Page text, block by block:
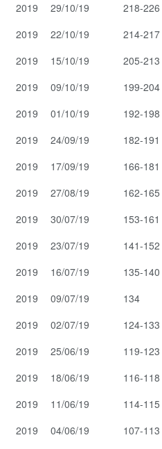
2019
29/10/19 218-226
2019
22/10/19 214-217
2019
15/10/19 205-213
2019
09/10/19 199-204
2019
01/10/19 192-198
2019
24/09/19 182-191
2019
17/09/19 166-181
2019
27/08/19 162-165
2019
30/07/19 153-161
2019
23/07/19 141-152
2019
16/07/19 135-140
2019
09/07/19 134
2019
02/07/19 124-133
2019
25/06/19 119-123
2019
18/06/19 116-118
2019
11/06/19 114-115
2019
04/06/19 107-113